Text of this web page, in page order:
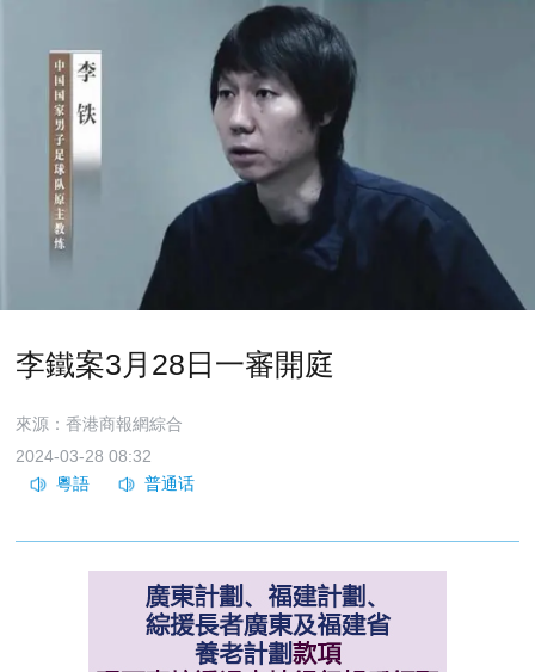
李鐵案3月28日一審開庭
來源：香港商報網綜合
2024-03-28 08:32